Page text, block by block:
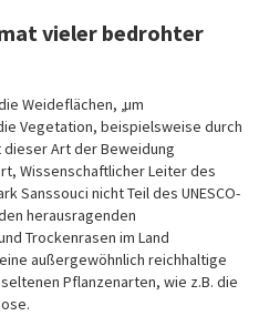
vieler bedrohter
Weideflächen, „um
Vegetation, beispielsweise durch
Art der Beweidung
Wissenschaftlicher Leiter des
Sanssouci nicht Teil des UNESCO-
herausragenden
Trockenrasen im Land
außergewöhnlich reichhaltige
Pflanzenarten, wie z.B. die